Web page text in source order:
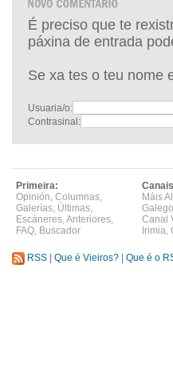
É preciso que te
páxina de entrada
Se xa tes o teu nome
Usuaria/o:
Contrasinal:
Primeira:
Opinión, Columnas,
Galerías, Últimas,
Escáneres,Anteriores,
FAQ, Buscador
Máis
Canal
Irimia,
RSS Que é Vieiros? Que é o